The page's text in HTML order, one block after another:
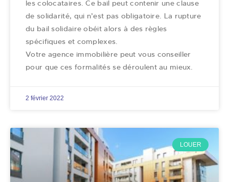
les colocataires. Ce bail peut contenir une clause
de solidarité, qui n’est pas obligatoire. La rupture
du bail solidaire obéit alors à des règles
spécifiques et complexes.
Votre agence immobilière peut vous conseiller
pour que ces formalités se déroulent au mieux.
2 février 2022
LOUER